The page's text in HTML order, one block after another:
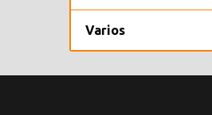
Varios